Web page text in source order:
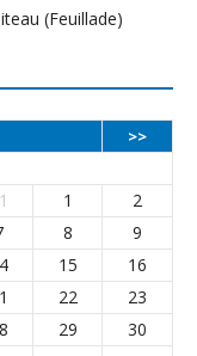
(Feuillade)
>>
1
2
8
9
15
16
22
23
29
30